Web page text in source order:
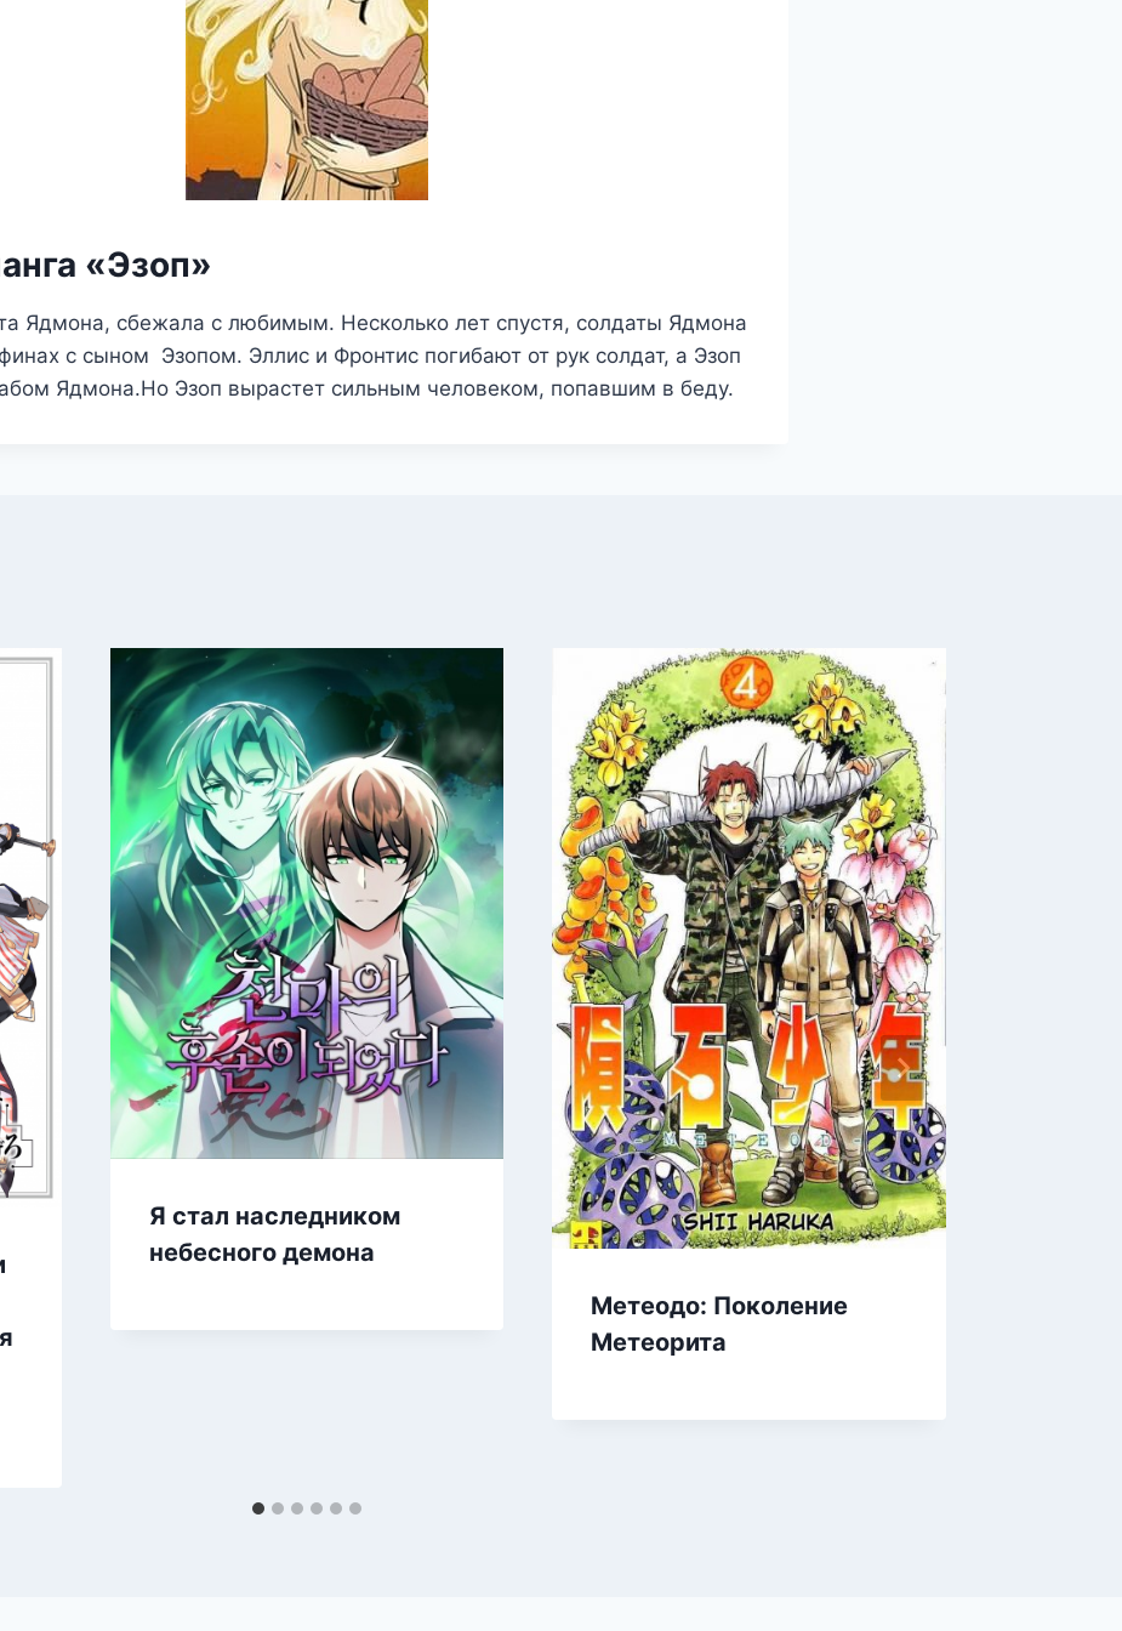
«Эзоп»
Ядмона, сбежала с любимым. Несколько лет спустя, солдаты Ядмона
с сыном Эзопом. Эллис и Фронтис погибают от рук солдат, а Эзоп
Ядмона.Но Эзоп вырастет сильным человеком, попавшим в беду.
Я стал наследником
небесного демона
Метеодо: Поколение
Метеорита